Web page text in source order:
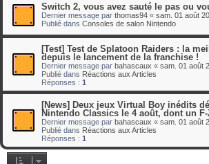
Switch 2, vous avez sauté le pas ou
Dernier message par thomas94 « sam. 01 août
Publié dans Consoles de salon Nintendo
[Test] Test de Splatoon Raiders : la
depuis le lancement de la franchise !
Dernier message par bahascaux « sam. 01 août
Publié dans Réactions aux Articles
Réponses : 1
[News] Deux jeux Virtual Boy inédits
Nintendo Classics le 4 août, dont un
Dernier message par bahascaux « sam. 01 août
Publié dans Réactions aux Articles
Réponses : 1